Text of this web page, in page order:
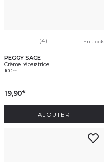
(4) En stock
PEGGY SAGE
Crème réparatrice...
100ml
19,90€
AJOUTER